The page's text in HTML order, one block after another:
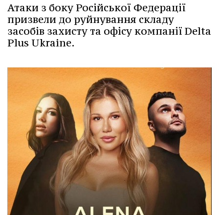
Атаки з боку Російської Федерації
призвели до руйнування складу
засобів захисту та офісу компанії Delta
Plus Ukraine.